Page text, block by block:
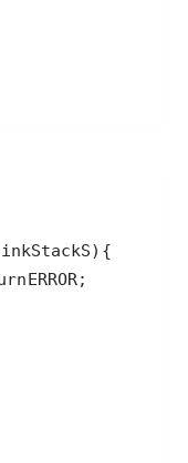
S
ERROR